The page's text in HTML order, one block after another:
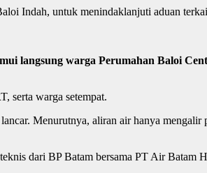
Indah, untuk menindaklanjuti aduan
langsung warga Perumahan Baloi
serta warga setempat.
Menurutnya, aliran air hanya mengalir
dari BP Batam bersama PT Air Batam